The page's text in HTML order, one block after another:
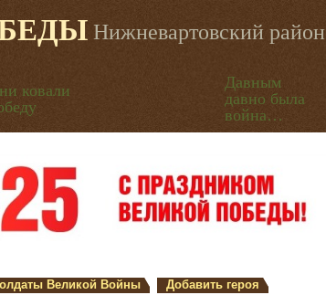
Нижневартовский район
ковали
Давным
давно была
война…
Великой Войны Добавить героя